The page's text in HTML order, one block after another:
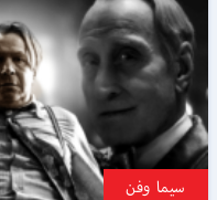
سيما وفن